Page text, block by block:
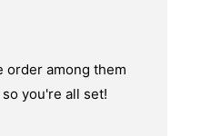
order among them
you're all set!